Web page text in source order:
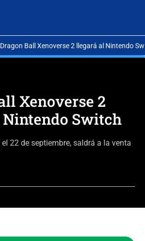
Dragon Ball Xenoverse 2 llegará al Nintendo
Xenoverse 2
Switch
el 22 de septiembre, saldrá a la venta